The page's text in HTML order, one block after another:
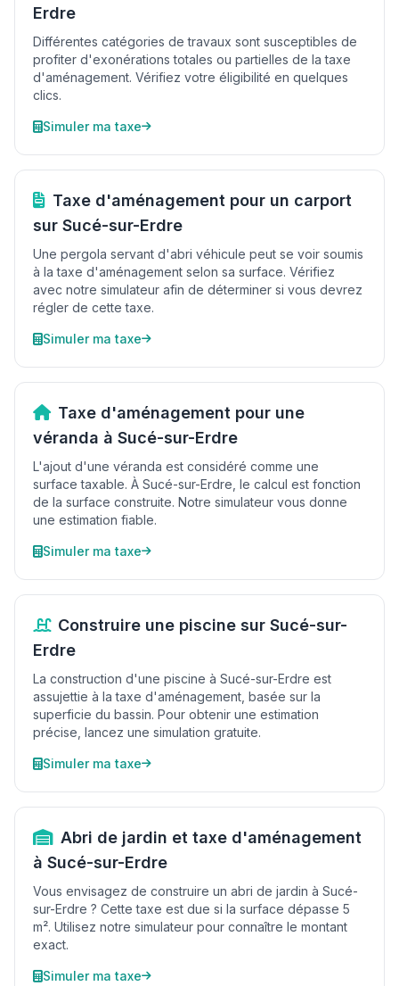
Erdre
Différentes catégories de travaux sont susceptibles de
profiter d'exonérations totales ou partielles de la taxe
d'aménagement. Vérifiez votre éligibilité en quelques
clics.
Simuler ma taxe
Taxe d'aménagement pour un carport
sur Sucé-sur-Erdre
Une pergola servant d'abri véhicule peut se voir soumis
à la taxe d'aménagement selon sa surface. Vérifiez
avec notre simulateur afin de déterminer si vous devrez
régler de cette taxe.
Simuler ma taxe
Taxe d'aménagement pour une
véranda à Sucé-sur-Erdre
L'ajout d'une véranda est considéré comme une
surface taxable. À Sucé-sur-Erdre, le calcul est fonction
de la surface construite. Notre simulateur vous donne
une estimation fiable.
Simuler ma taxe
Construire une piscine sur Sucé-sur-
Erdre
La construction d'une piscine à Sucé-sur-Erdre est
assujettie à la taxe d'aménagement, basée sur la
superficie du bassin. Pour obtenir une estimation
précise, lancez une simulation gratuite.
Simuler ma taxe
Abri de jardin et taxe d'aménagement
à Sucé-sur-Erdre
Vous envisagez de construire un abri de jardin à Sucé-
sur-Erdre ? Cette taxe est due si la surface dépasse 5
m². Utilisez notre simulateur pour connaître le montant
exact.
Simuler ma taxe